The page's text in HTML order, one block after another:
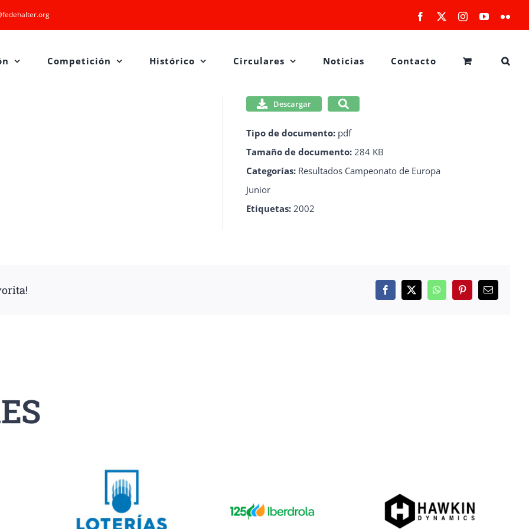
Facebook InstagramYouTube
Competición Histórico Circulares Noticias Contacto
Descargar
Tipo de documento: pdf
Tamaño de documento: 284 KB
Categorías: Resultados Campeonato de Europa
Junior
Etiquetas: 2002
Facebook
X WhatsAppPinterestCorreo
electrónico